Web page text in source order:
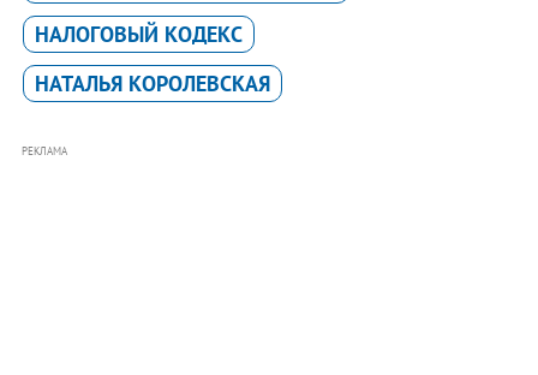
НАЛОГОВЫЙ КОДЕКС
НАТАЛЬЯ КОРОЛЕВСКАЯ
РЕКЛАМА